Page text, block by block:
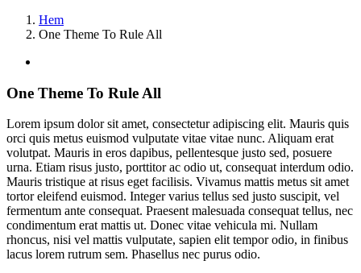
Hem
One Theme To Rule All
bild
One Theme To Rule All
Lorem ipsum dolor sit amet, consectetur adipiscing elit. Mauris quis
orci quis metus euismod vulputate vitae vitae nunc. Aliquam erat
volutpat. Mauris in eros dapibus, pellentesque justo sed, posuere
urna. Etiam risus justo, porttitor ac odio ut, consequat interdum odio.
Mauris tristique at risus eget facilisis. Vivamus mattis metus sit amet
tortor eleifend euismod. Integer varius tellus sed justo suscipit, vel
fermentum ante consequat. Praesent malesuada consequat tellus, nec
condimentum erat mattis ut. Donec vitae vehicula mi. Nullam
rhoncus, nisi vel mattis vulputate, sapien elit tempor odio, in finibus
lacus lorem rutrum sem. Phasellus nec purus odio.